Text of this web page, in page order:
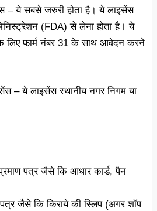
– ये सबसे जरुरी होता है। ये लाइसेंस
(FDA) से लेना होता है। ये
के लिए फार्म नंबर 31 के साथ आवेदन करने
– ये लाइसेंस स्थानीय नगर निगम या
पत्र जैसे कि आधार कार्ड, पैन
जैसे कि किराये की स्लिप (अगर शॉप